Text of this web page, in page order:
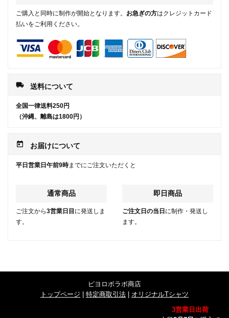
ご購入と同時に制作が開始となります。 お急ぎの方はクレジットカード
払いをご利用ください。
local_shipping 送料について
全国一律送料250円
（沖縄、離島は1800円）
today お届けについて
平日営業日午前9時までにご注文いただくと
通常商品
ご注文から3営業日目 に発送しま
す。
即日商品
ご注文日の当日 に制作・発送し
ます。
ピヨロボラボ商店
トップページ
特定商取引法
オリジナルTシャツ
3営業日出荷